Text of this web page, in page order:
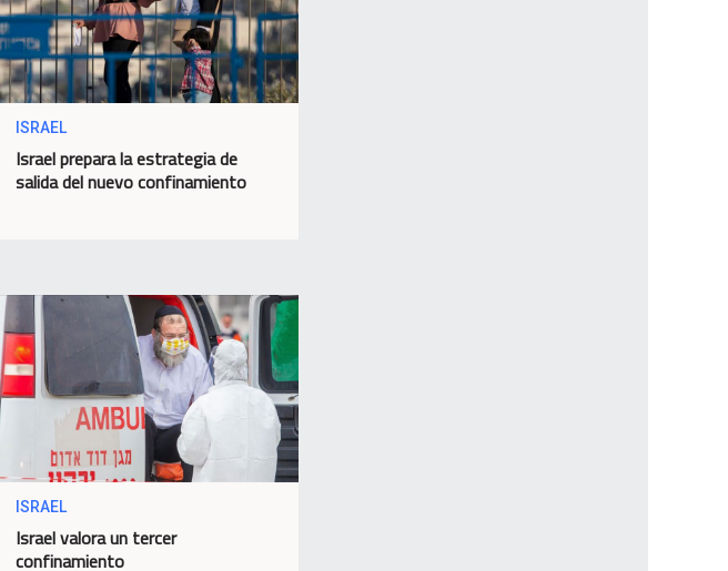
ISRAEL
Israel prepara la estrategia de
salida del nuevo confinamiento
ISRAEL
Israel valora un tercer
confinamiento